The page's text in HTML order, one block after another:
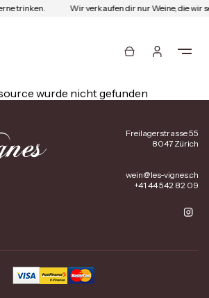
trinken. Wir verkaufen dir nur Weine, die wir
wurde nicht gefunden
Freilagerstrasse 55
8047 Zürich
wein@les-vignes.ch
+41 44 542 82 09